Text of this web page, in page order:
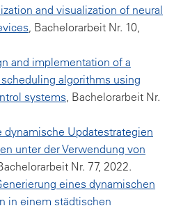
and visualization of neural
, Bachelorarbeit Nr. 10,
and implementation of a
algorithms using
systems, Bachelorarbeit Nr.
dynamische Updatestrategien
unter der Verwendung von
Nr. 77, 2022.
eines dynamischen
in einem städtischen